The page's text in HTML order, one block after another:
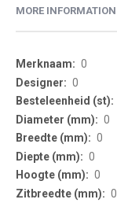
MORE INFORMATION
More
Information
0
0
0
0
0
0
0